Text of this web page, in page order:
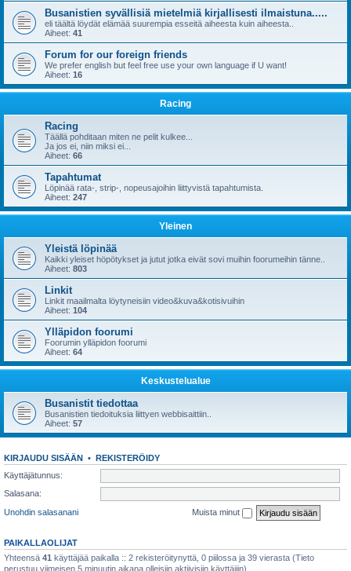
Busanistien syvällisiä mietelmiä kirjallisesti ilmaistuna.....
eli täältä löydät elämää suurempia esseitä aiheesta kuin aiheesta..
Aiheet: 41
Forum for our foreign friends
We prefer english but feel free use your own language if U want!
Aiheet: 16
Racing
Racing
Täällä pohditaan miten ne pelit kulkee...
Ja jos ei, niin miksi ei...
Aiheet: 66
Tapahtumat
Löpinää rata-, strip-, nopeusajoihin liittyvistä tapahtumista.
Aiheet: 247
Yleinen
Yleistä löpinää
Kaikki yleiset höpötykset ja jutut jotka eivät sovi muihin foorumeihin tänne..
Aiheet: 803
Linkit
Linkit maailmalta löytyneisiin video&kuva&kotisivuihin
Aiheet: 104
Ylläpidon foorumi
Foorumin ylläpidon foorumi
Aiheet: 64
Keskustelualue
Busanistit tiedottaa
Busanistien tiedoituksia liittyen webbisaittiin..
Aiheet: 57
KIRJAUDU SISÄÄN • REKISTERÖIDY
Käyttäjätunnus:
Salasana:
Unohdin salasanani
Muista minut
PAIKALLAOLIJAT
Yhteensä 41 käyttäjää paikalla :: 2 rekisteröitynyttä, 0 piilossa ja 39 vierasta (Tieto
perustuu viimeisen 5 minuutin aikana olleisiin aktiivisiin käyttäjiin)